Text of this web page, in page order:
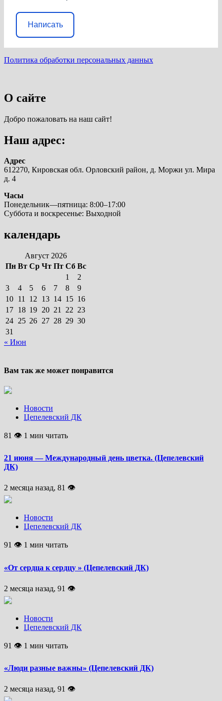
Написать
Политика обработки персональных данных
О сайте
Добро пожаловать на наш сайт!
Наш адрес:
Адрес
612270, Кировская обл. Орловский район, д. Моржи ул. Мира
д. 4
Часы
Понедельник—пятница: 8:00–17:00
Суббота и воскресенье: Выходной
календарь
Август 2026
Пн Вт Ср Чт Пт Сб Вс
1
2
3
4 5 6 7 8
9
10 11 12 13 14 15 16
17 18 19 20 21 22 23
24 25 26 27 28 29 30
31
« Июн
Вам так же может понравится
Новости
Цепелевский ДК
81 👁 1 мин читать
21 июня — Международный день цветка. (Цепелевский
ДК)
2 месяца назад, 81 👁
Новости
Цепелевский ДК
91 👁 1 мин читать
«От сердца к сердцу » (Цепелевский ДК)
2 месяца назад, 91 👁
Новости
Цепелевский ДК
91 👁 1 мин читать
«Люди разные важны» (Цепелевский ДК)
2 месяца назад, 91 👁